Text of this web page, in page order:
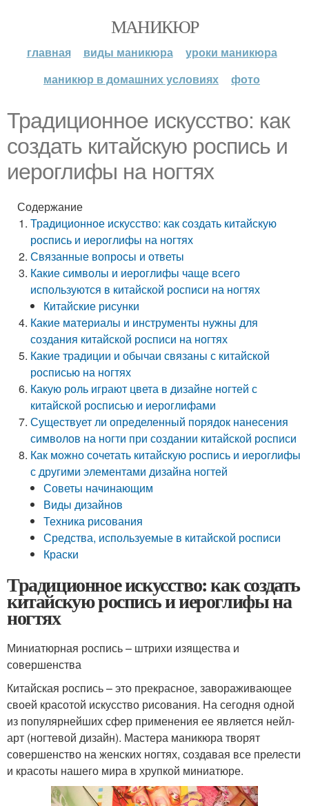
МАНИКЮР
главная виды маникюра
уроки маникюра
маникюр в домашних условиях
фото
Традиционное искусство: как
создать китайскую роспись и
иероглифы на ногтях
Содержание
Традиционное искусство: как создать китайскую
роспись и иероглифы на ногтях
Связанные вопросы и ответы
Какие символы и иероглифы чаще всего
используются в китайской росписи на ногтях
Китайские рисунки
Какие материалы и инструменты нужны для
создания китайской росписи на ногтях
Какие традиции и обычаи связаны с китайской
росписью на ногтях
Какую роль играют цвета в дизайне ногтей с
китайской росписью и иероглифами
Существует ли определенный порядок нанесения
символов на ногти при создании китайской росписи
Как можно сочетать китайскую роспись и иероглифы
с другими элементами дизайна ногтей
Советы начинающим
Виды дизайнов
Техника рисования
Средства, используемые в китайской росписи
Краски
Традиционное искусство: как создать
китайскую роспись и иероглифы на
ногтях
Миниатюрная роспись – штрихи изящества и
совершенства
Китайская роспись – это прекрасное, завораживающее
своей красотой искусство рисования. На сегодня одной
из популярнейших сфер применения ее является нейл-
арт (ногтевой дизайн). Мастера маникюра творят
совершенство на женских ногтях, создавая все прелести
и красоты нашего мира в хрупкой миниатюре.